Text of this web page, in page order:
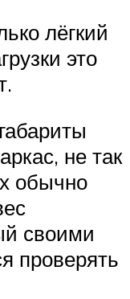
лёгкий
это
не так
обычно
своими
проверять